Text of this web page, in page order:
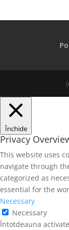
Închide
Privacy
This website uses
navigate through
categorized as
essential for the
Necessary
Necessary
Întotdeauna activate